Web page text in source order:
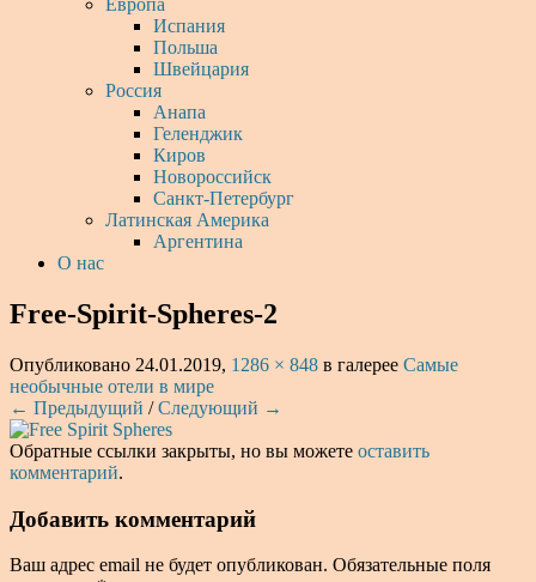
Европа
Испания
Польша
Швейцария
Россия
Анапа
Геленджик
Киров
Новороссийск
Санкт-Петербург
Латинская Америка
Аргентина
О нас
Free-Spirit-Spheres-2
Опубликовано 24.01.2019, 1286 × 848 в галерее Самые
необычные отели в мире
← Предыдущий /Следующий →
Обратные ссылки закрыты, но вы можете оставить
комментарий.
Добавить комментарий
Ваш адрес email не будет опубликован. Обязательные поля